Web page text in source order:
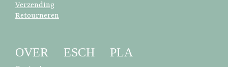
Verzending
Retourneren
OVER ESCH PLA